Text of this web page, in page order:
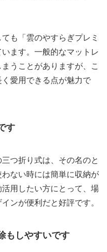
も「雲のやすらぎプレミ
ます。一般的なマットレ
うことがありますが、こ
愛用できる点が魅力で
す
つ折り式は、その名のと
ない時には簡単に収納が
用したい方にとって、場
ンが便利だと好評です。
もしやすいです